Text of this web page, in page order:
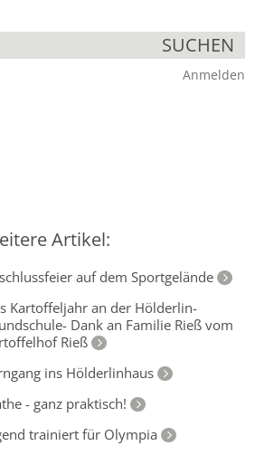
SUCHEN
Anmelden
Artikel:
auf dem Sportgelände
Kartoffeljahr an der Hölderlin-
Dank an Familie Rieß vom
Rieß
ins Hölderlinhaus
- ganz praktisch!
trainiert für Olympia